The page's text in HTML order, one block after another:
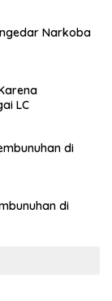
Narkoba
LC
di